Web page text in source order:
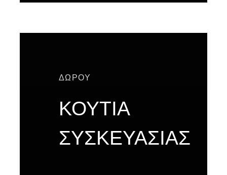
ΔΩΡΟΥ
ΚΟΥΤΙΑ
ΣΥΣΚΕΥΑΣΙΑΣ